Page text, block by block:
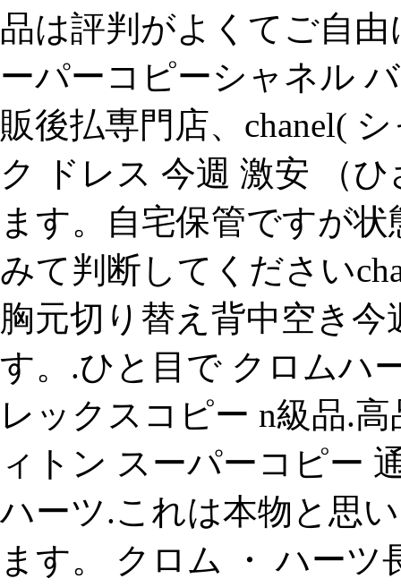
品は評判がよくてご自
ーパーコピーシャネル
販後払専門店、chanel(
ク ドレス 今週 激安 （
ます。自宅保管ですが
みて判断してください
胸元切り替え背中空き
す。.ひと目で クロムハ
レックスコピー n級品.
ィトン スーパーコピー
ハーツ.これは本物と思
ます。 クロム ・ ハー